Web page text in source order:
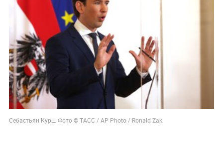
Себастьян Курц. Фото © ТАСС / AP Photo / Ronald Zak